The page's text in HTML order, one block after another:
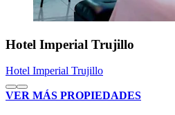
Hotel Imperial Trujillo
Hotel Imperial Trujillo
VER MÁS PROPIEDADES